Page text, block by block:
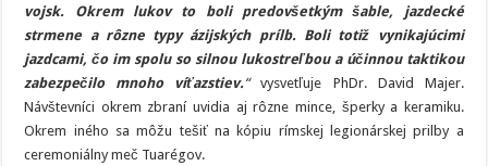
vojsk. Okrem lukov to boli predovšetkým šable, jazdecké
strmene a rôzne typy ázijských prílb. Boli totiž vynikajúcimi
jazdcami, čo im spolu so silnou lukostreľbou a účinnou taktikou
zabezpečilo mnoho víťazstiev.“vysvetľuje PhDr. David Majer.
Návštevníci okrem zbraní uvidia aj rôzne mince, šperky a keramiku.
Okrem iného sa môžu tešiť na kópiu rímskej legionárskej prilby a
ceremoniálny meč Tuarégov.